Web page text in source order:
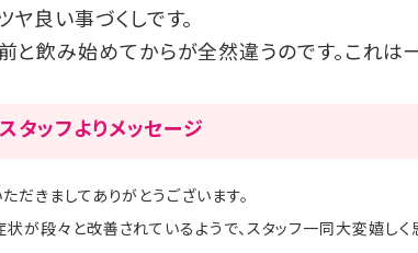
ヤ良い事づくしです。
と飲み始めてからが全然違うのです。これは
タッフよりメッセージ
だきましてありがとうございます。
が段々と改善されているようで、スタッフ一同大変嬉しく